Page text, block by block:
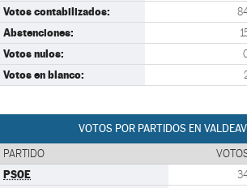
Votos contabilizados:
Abstenciones:
Votos nulos:
Votos en blanco:
VOTOS POR PARTIDOS EN
PARTIDO
PSOE